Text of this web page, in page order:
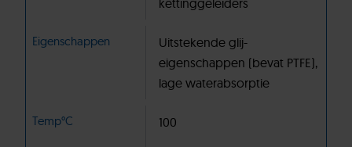
Eigenschappen
Uitstekende glij-
eigenschappen (bevat PTFE),
lage waterabsorptie
Temp°C 100